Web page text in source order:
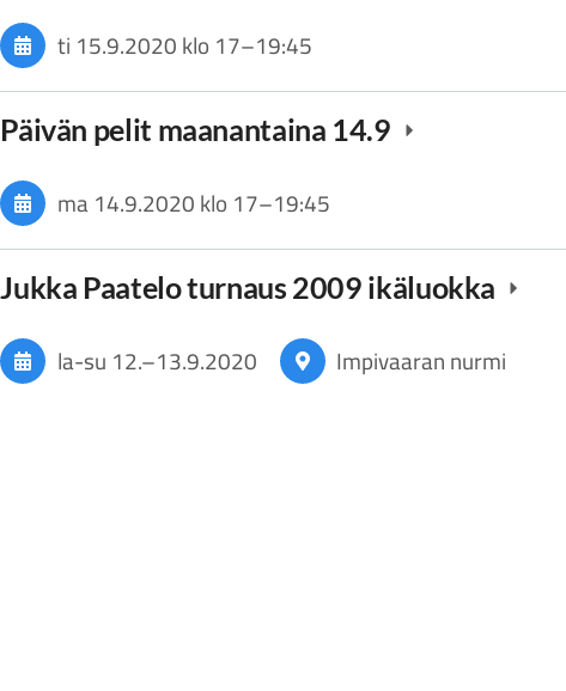
ti 15.9.2020klo 17–19:45
Päivän pelit maanantaina 14.9
ma 14.9.2020klo 17–19:45
Jukka Paatelo turnaus 2009 ikäluokka
la-su12.–13.9.2020 Impivaaran nurmi